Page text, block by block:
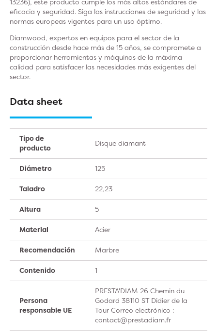
eficacia y seguridad. Siga las instrucciones de seguridad y las
normas europeas vigentes para un uso óptimo.
Diamwood, expertos en equipos para el sector de la
construcción desde hace más de 15 años, se compromete a
proporcionar herramientas y máquinas de la máxima
calidad para satisfacer las necesidades más exigentes del
sector.
Data sheet
Tipo de
producto
Disque diamant
Diámetro 125
Taladro 22,23
Altura 5
Material Acier
Recomendación Marbre
Contenido 1
Persona
responsable UE
PRESTA'DIAM 26 Chemin du
Godard 38110 ST Didier de la
Tour Correo electrónico :
contact@prestadiam.fr